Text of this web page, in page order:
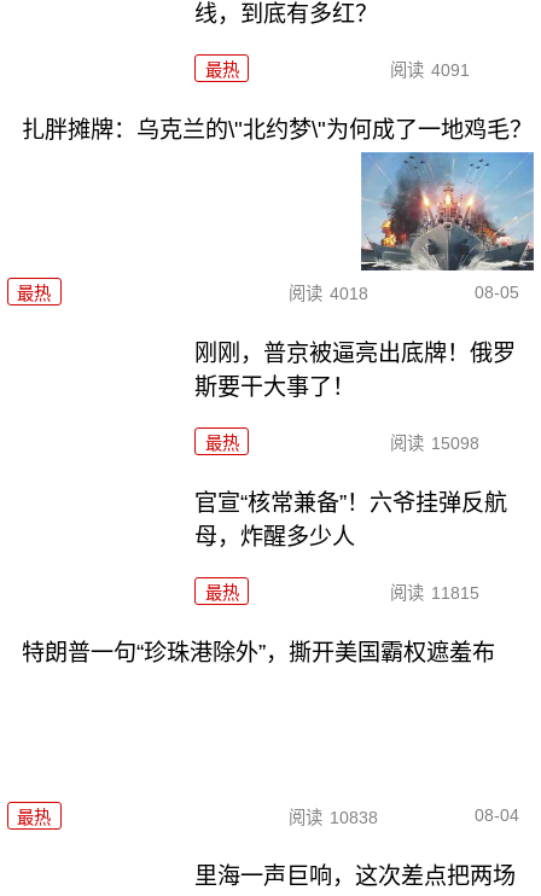
线，到底有多红？
最热 阅读 4091
扎胖摊牌：乌克兰的\"北约梦\"为何成了一地鸡毛？
最热 阅读 4018 08-05
刚刚，普京被逼亮出底牌！俄罗
斯要干大事了！
最热 阅读 15098
官宣“核常兼备”！六爷挂弹反航
母，炸醒多少人
最热 阅读 11815
特朗普一句“珍珠港除外”，撕开美国霸权遮羞布
最热 阅读 10838 08-04
里海一声巨响，这次差点把两场